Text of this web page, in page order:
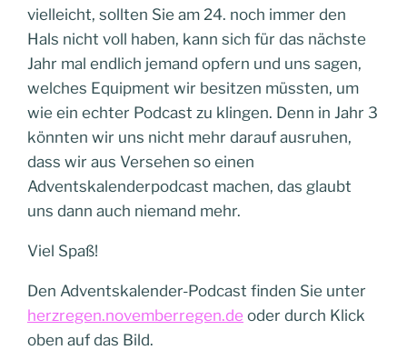
vielleicht, sollten Sie am 24. noch immer den
Hals nicht voll haben, kann sich für das nächste
Jahr mal endlich jemand opfern und uns sagen,
welches Equipment wir besitzen müssten, um
wie ein echter Podcast zu klingen. Denn in Jahr 3
könnten wir uns nicht mehr darauf ausruhen,
dass wir aus Versehen so einen
Adventskalenderpodcast machen, das glaubt
uns dann auch niemand mehr.
Viel Spaß!
Den Adventskalender-Podcast finden Sie unter
herzregen.novemberregen.de oder durch Klick
oben auf das Bild.